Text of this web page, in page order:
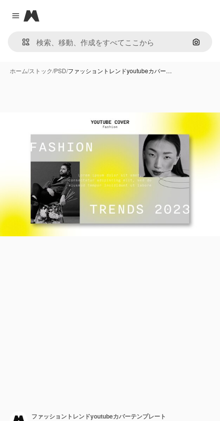
Close menu
Magnific
画像で
ホーム/ストック/PSD/ファッショントレンドyoutubeカバー…
ファッショントレンドyoutubeカバーテンプレート